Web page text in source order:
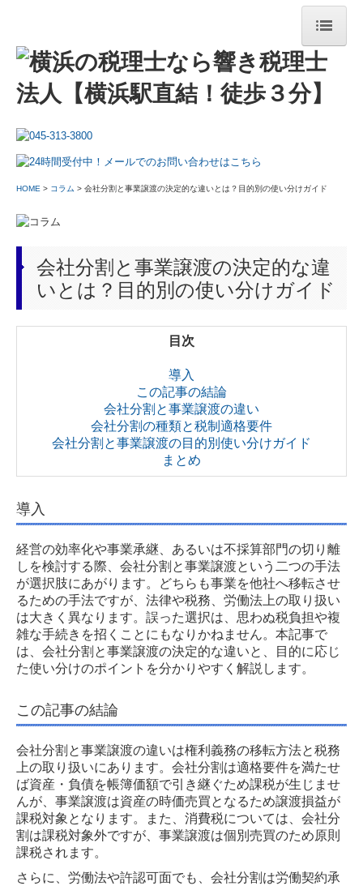
HOME
法人のお客様
法人サービス
個人のお客さま
不動産・株式の譲渡
メンバー紹介
契約・料金案内
情報コーナー・スタッフ日記
新着情報・セミナー情報
お役立ち情報
コラム
スタッフ日記
ソフトウェアの資産計上と償却について詳しく解説します
退職金課税の仕組みを企業・従業員双方の観点から解説しま
HOME > コラム > 会社分割と事業譲渡の決定的な違いとは？目的別の使い分けガイド
会社分割と事業譲渡の決定的な違
いとは？目的別の使い分けガイド
目次
導入
この記事の結論
会社分割と事業譲渡の違い
会社分割の種類と税制適格要件
会社分割と事業譲渡の目的別使い分けガイド
まとめ
導入
経営の効率化や事業承継、あるいは不採算部門の切り離
しを検討する際、会社分割と事業譲渡という二つの手法
が選択肢にあがります。どちらも事業を他社へ移転させ
るための手法ですが、法律や税務、労働法上の取り扱い
は大きく異なります。誤った選択は、思わぬ税負担や複
雑な手続きを招くことにもなりかねません。本記事で
は、会社分割と事業譲渡の決定的な違いと、目的に応じ
た使い分けのポイントを分かりやすく解説します。
この記事の結論
会社分割と事業譲渡の違いは権利義務の移転方法と税務
上の取り扱いにあります。会社分割は適格要件を満たせ
ば資産・負債を帳簿価額で引き継ぐため課税が生じませ
んが、事業譲渡は資産の時価売買となるため譲渡損益が
課税対象となります。また、消費税については、会社分
割は課税対象外ですが、事業譲渡は個別売買のため原則
課税されます。
さらに、労働法や許認可面でも、会社分割は労働契約承